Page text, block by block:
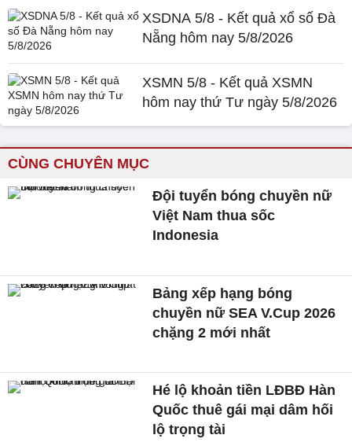
XSDNA 5/8 - Kết quả xổ số Đà
Nẵng hôm nay 5/8/2026
XSMN 5/8 - Kết quả XSMN
hôm nay thứ Tư ngày 5/8/2026
CÙNG CHUYÊN MỤC
Đội tuyển bóng chuyền nữ
Việt Nam thua sốc
Indonesia
Bảng xếp hạng bóng
chuyền nữ SEA V.Cup 2026
chặng 2 mới nhất
Hé lộ khoản tiền LĐBĐ Hàn
Quốc thuê gái mại dâm hối
lộ trọng tài